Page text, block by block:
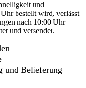
und
bestellt wird, verlässt
nach 10:00 Uhr
und versendet.
und Belieferung